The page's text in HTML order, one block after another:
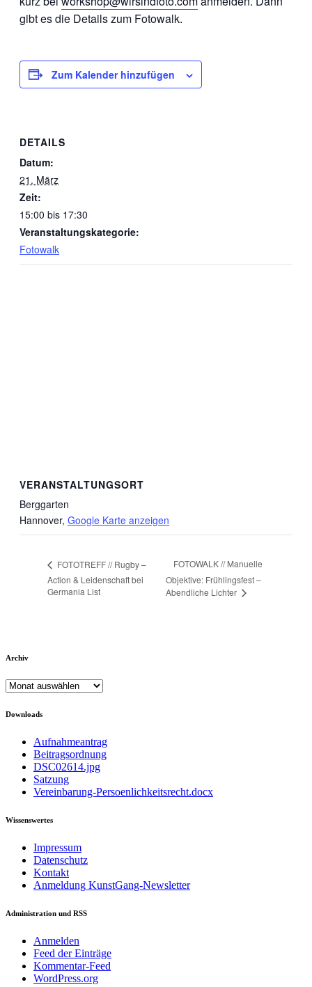
gibt es die Details zum Fotowalk.
Zum Kalender hinzufügen
DETAILS
Datum:
21. März
Zeit:
15:00 bis 17:30
Veranstaltungskategorie:
Fotowalk
VERANSTALTUNGSORT
Berggarten
Hannover, Google Karte anzeigen
FOTOTREFF // Rugby –
Action & Leidenschaft bei
Germania List
FOTOWALK // Manuelle
Objektive: Frühlingsfest –
Abendliche Lichter
Archiv
Archiv
Downloads
Aufnahmeantrag
Beitragsordnung
DSC02614.jpg
Satzung
Vereinbarung-Persoenlichkeitsrecht.docx
Wissenswertes
Impressum
Datenschutz
Kontakt
Anmeldung KunstGang-Newsletter
Administration und RSS
Anmelden
Feed der Einträge
Kommentar-Feed
WordPress.org